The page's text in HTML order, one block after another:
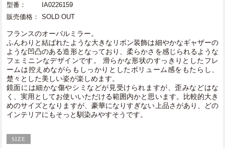
型番：
IA0226159
販売価格：
SOLD OUT
フランスのオーバルミラー。
ふんわりと結ばれたような大きなリボン装飾は細やかなギャザーの
ような凹凸のある造形となっており、柔らかさを感じられるような
フェミニンなデザインです。 滑らかな形状のすっきりとしたフレ
ームは控えめながらもしっかりとしたボリューム感をもたらし、
楚々とした美しい姿が楽しめます。
鏡面には細かな傷やシミなどが見受けられますが、歪みなどはな
く、実用としてお使いいただける範囲内かと思います。比較的大き
めのサイズとなりますが、豪華になりすぎない上品さがあり、どの
インテリアにもそっと馴染みやすそうです。